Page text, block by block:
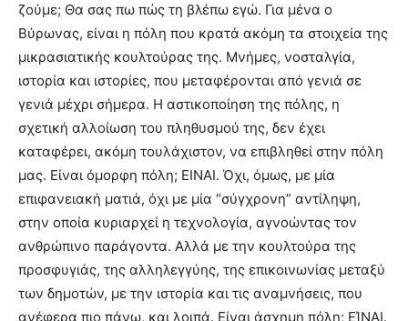
teaches
you
meaning
of
pain.
pornhun
ζούμε; Θα σας πω πώς τη βλέπω εγώ. Για μένα ο
Βύρωνας, είναι η πόλη που κρατά ακόμη τα στοιχεία της
μικρασιατικής κουλτούρας της. Μνήμες, νοσταλγία,
ιστορία και ιστορίες, που μεταφέρονται από γενιά σε
γενιά μέχρι σήμερα. Η αστικοποίηση της πόλης, η
σχετική αλλοίωση του πληθυσμού της, δεν έχει
καταφέρει, ακόμη τουλάχιστον, να επιβληθεί στην πόλη
μας. Είναι όμορφη πόλη; ΕΙΝΑΙ. Όχι, όμως, με μία
επιφανειακή ματιά, όχι με μία “σύγχρονη” αντίληψη,
στην οποία κυριαρχεί η τεχνολογία, αγνοώντας τον
ανθρώπινο παράγοντα. Αλλά με την κουλτούρα της
προσφυγιάς, της αλληλεγγύης, της επικοινωνίας μεταξύ
των δημοτών, με την ιστορία και τις αναμνήσεις, που
ανέφερα πιο πάνω, και λοιπά. Είναι άσχημη πόλη; ΕΊΝΑΙ.